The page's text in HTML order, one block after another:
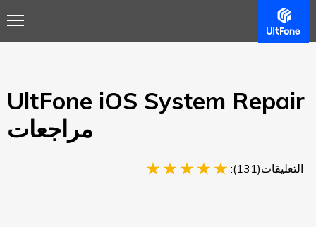
ملخص
UltFone iOS System Repair
مراجعات
التعليقات(131):